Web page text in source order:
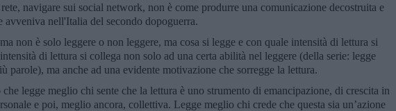
navigare sui social network, non è come produrre una comunicazione decostruita e
avveniva nell'Italia del secondo dopoguerra.
non è solo leggere o non leggere, ma cosa si legge e con quale intensità di lettura si
di lettura si collega non solo ad una certa abilità nel leggere (della serie: legge
parole), ma anche ad una evidente motivazione che sorregge la lettura.
che legge meglio chi sente che la lettura è uno strumento di emancipazione, di crescita in
e poi, meglio ancora, collettiva. Legge meglio chi crede che questa sia un’azione